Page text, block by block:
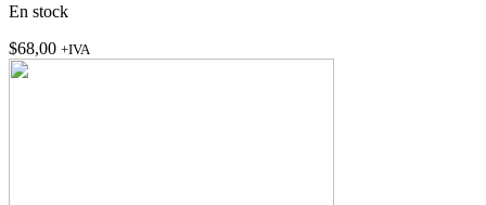
En stock
$68,00 +IVA